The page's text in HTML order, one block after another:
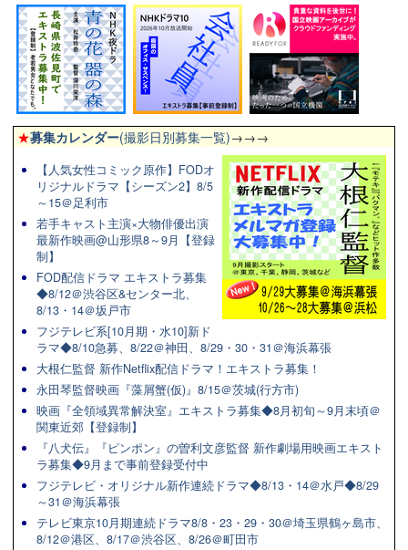
★募集カレンダー(撮影日別募集一覧)→→→
【人気女性コミック原作】FODオ
リジナルドラマ【シーズン2】8/5
～15＠足利市
若手キャスト主演×大物俳優出演
最新作映画@山形県8～9月【登録
制】
FOD配信ドラマ エキストラ募集
◆8/12＠渋谷区&センター北、
8/13・14＠坂戸市
フジテレビ系[10月期・水10]新ド
ラマ◆8/10急募、8/22＠神田、8/29・30・31＠海浜幕張
大根仁監督 新作Netflix配信ドラマ！エキストラ募集！
永田琴監督映画『藻屑蟹(仮)』8/15＠茨城(行方市)
映画『全領域異常解決室』エキストラ募集◆8月初旬～9月末頃＠
関東近郊【登録制】
『八犬伝』『ピンポン』の曽利文彦監督 新作劇場用映画エキスト
ラ募集◆9月まで事前登録受付中
フジテレビ・オリジナル新作連続ドラマ◆8/13・14＠水戸◆8/29
～31＠海浜幕張
テレビ東京10月期連続ドラマ8/8・23・29・30＠埼玉県鶴ヶ島市、
8/12＠港区、8/17＠渋谷区、8/26＠町田市